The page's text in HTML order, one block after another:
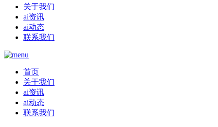
关于我们
ai资讯
ai动态
联系我们
首页
关于我们
ai资讯
ai动态
联系我们